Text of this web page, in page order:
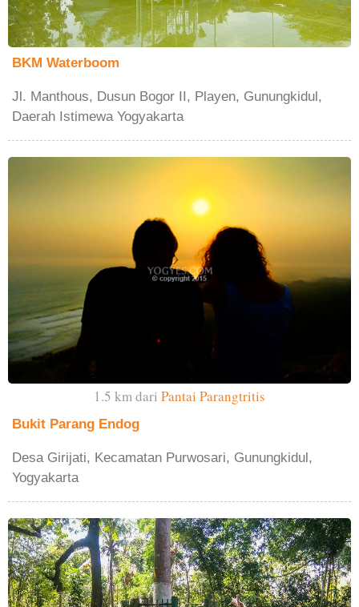
BKM Waterboom
Jl. Manthous, Dusun Bogor II, Playen, Gunungkidul,
Daerah Istimewa Yogyakarta
1.5 km dari Pantai Parangtritis
Bukit Parang Endog
Desa Girijati, Kecamatan Purwosari, Gunungkidul,
Yogyakarta